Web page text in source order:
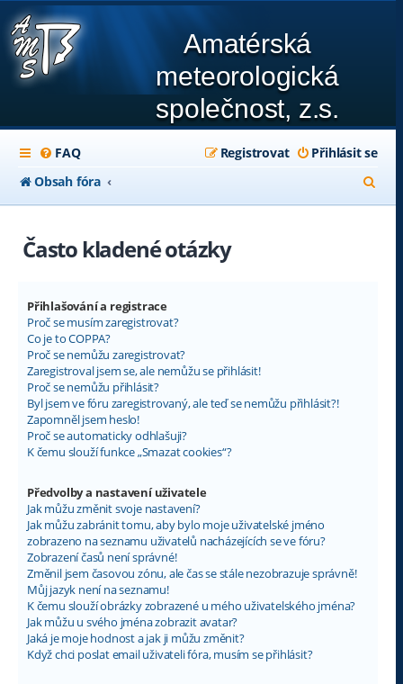
Amatérská
meteorologická
společnost, z.s.
FAQ Přihlásit se
Registrovat
Obsah fóra
l
Často kladené otázky
Přihlašování a registrace
Proč se musím zaregistrovat?
Co je to COPPA?
Proč se nemůžu zaregistrovat?
Zaregistroval jsem se, ale nemůžu se přihlásit!
Proč se nemůžu přihlásit?
Byl jsem ve fóru zaregistrovaný, ale teď se nemůžu přihlásit?!
Zapomněl jsem heslo!
Proč se automaticky odhlašuji?
K čemu slouží funkce „Smazat cookies“?
Předvolby a nastavení uživatele
Jak můžu změnit svoje nastavení?
Jak můžu zabránit tomu, aby bylo moje uživatelské jméno
zobrazeno na seznamu uživatelů nacházejících se ve fóru?
Zobrazení časů není správné!
Změnil jsem časovou zónu, ale čas se stále nezobrazuje správně!
Můj jazyk není na seznamu!
K čemu slouží obrázky zobrazené u mého uživatelského jména?
Jak můžu u svého jména zobrazit avatar?
Jaká je moje hodnost a jak ji můžu změnit?
Když chci poslat email uživateli fóra, musím se přihlásit?